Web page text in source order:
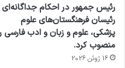
رئیس جمهور در احکام جداگانه‌ای
رئیسان فرهنگستان‌های علوم
پزشکی، علوم و زبان و ادب فارسی
منصوب کرد.
16 ژوئن 2026